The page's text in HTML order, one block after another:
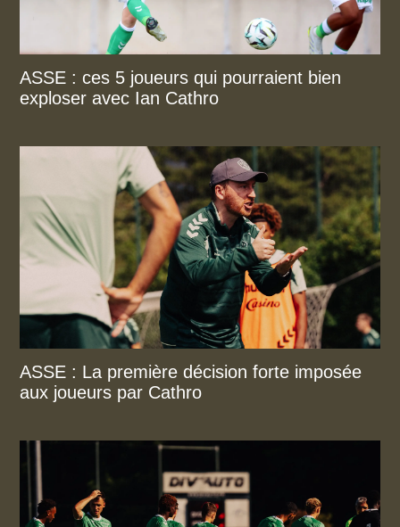
ASSE : ces 5 joueurs qui pourraient bien
exploser avec Ian Cathro
ASSE : La première décision forte imposée
aux joueurs par Cathro